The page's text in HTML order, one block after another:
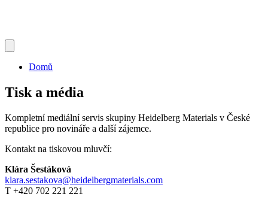
Domů
Tisk a média
Kompletní mediální servis skupiny Heidelberg Materials v České
republice pro novináře a další zájemce.
Kontakt na tiskovou mluvčí:
Klára Šestáková
klara.sestakova@heidelbergmaterials.com
T +420 702 221 221